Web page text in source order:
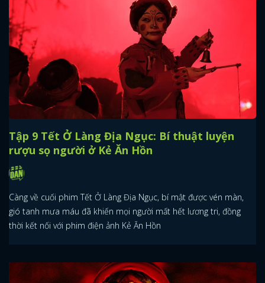
Tập 9 Tết Ở Làng Địa Ngục: Bí thuật luyện
rượu sọ người ở Kẻ Ăn Hồn
Càng về cuối phim Tết Ở Làng Địa Ngục, bí mật được vén màn,
gió tanh mưa máu đã khiến mọi người mất hết lương tri, đồng
thời kết nối với phim điện ảnh Kẻ Ăn Hồn